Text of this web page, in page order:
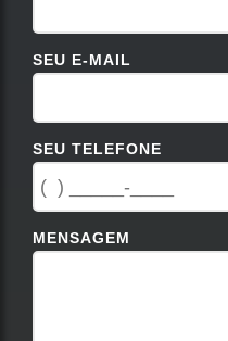
SEU E-MAIL
SEU TELEFONE
MENSAGEM